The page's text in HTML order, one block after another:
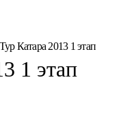
Тур Катара 2013 1 этап
1 этап